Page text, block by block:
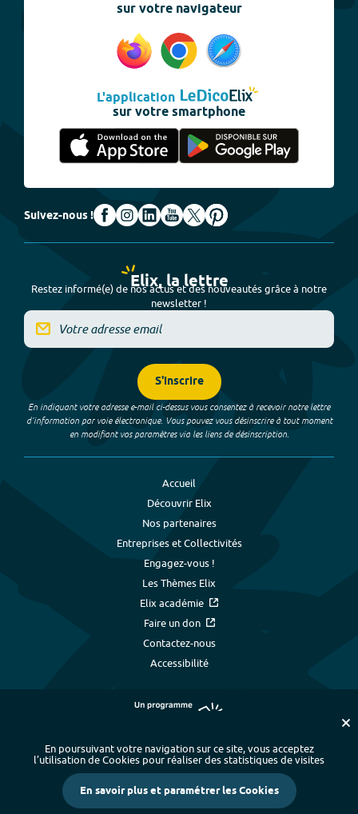
sur votre navigateur
L'application
sur votre smartphone
Suivez-nous !
Elix, la lettre
Restez informé(e) de nos actus et des nouveautés grâce à notre
newsletter !
S'inscrire
En indiquant votre adresse e-mail ci-dessus vous consentez à recevoir notre lettre
d’information par voie électronique. Vous pouvez vous désinscrire à tout moment
en modifiant vos paramètres via les liens de désinscription.
Accueil
Découvrir Elix
Nos partenaires
Entreprises et Collectivités
Engagez-vous !
Les Thèmes Elix
Elix académie
Faire un don
Contactez-nous
Accessibilité
Plan du site - Index alphabétique
-
Mentions légales et données personnelles
- Paramétrer les cookies
Crédits
En poursuivant votre navigation sur ce site, vous acceptez
l’utilisation de Cookies pour réaliser des statistiques de visites
En savoir plus et paramétrer les Cookies